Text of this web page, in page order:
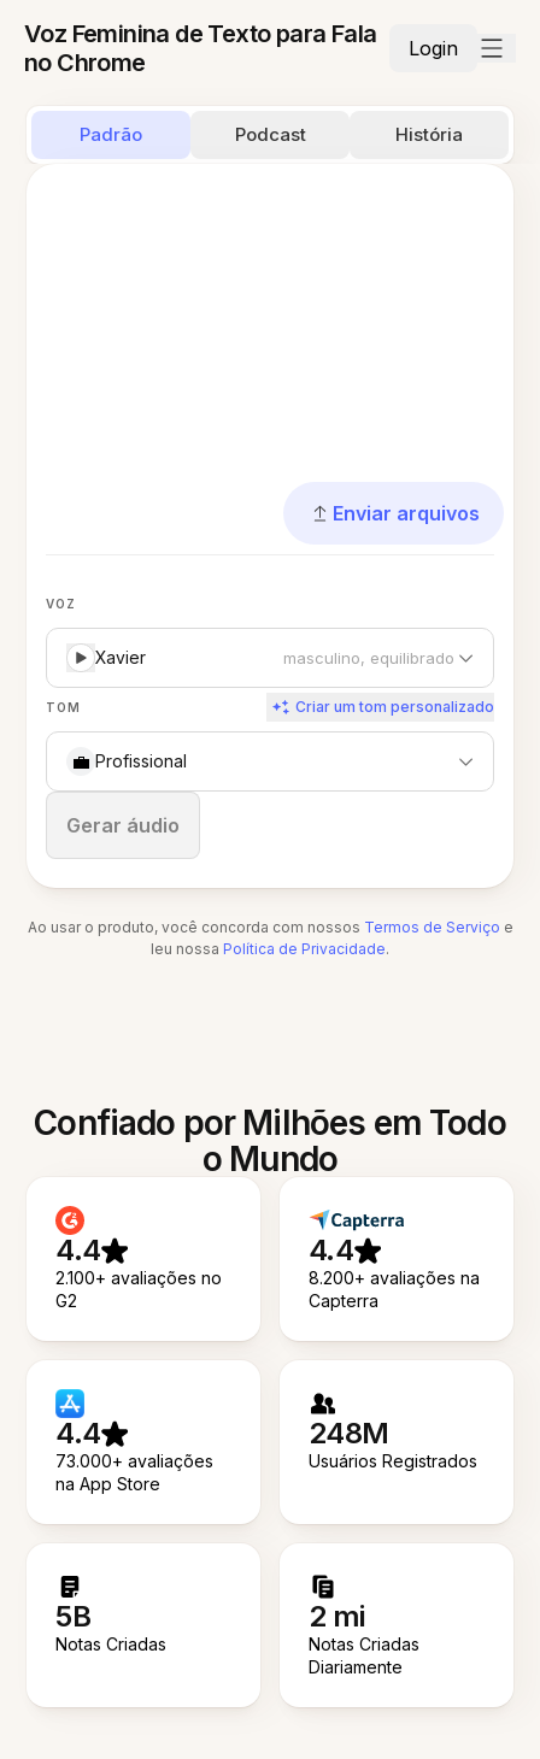
Voz Feminina de Texto para Fala
no Chrome
Login
Padrão Podcast História
Enviar arquivos
VOZ
Xavier masculino, equilibrado
TOM Criar um tom personalizado
💼 Profissional
Gerar áudio
Parar
Ao usar o produto, você concorda com nossos Termos de Serviço e
leu nossa Política de Privacidade.
Confiado por Milhões em Todo
o Mundo
4.4
2.100+ avaliações no
G2
4.4
8.200+ avaliações na
Capterra
4.4
73.000+ avaliações
na App Store
248M
Usuários Registrados
5B
Notas Criadas
2 mi
Notas Criadas
Diariamente